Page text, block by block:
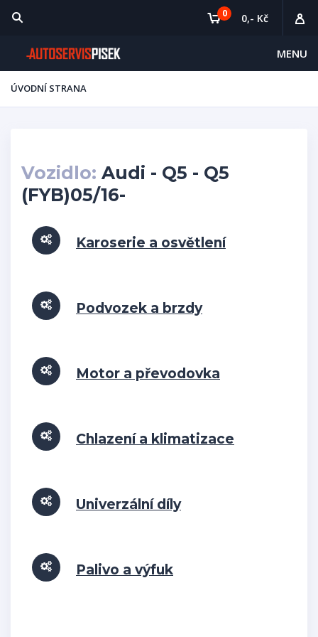
MENU
0 0,- Kč
ÚVODNÍ STRANA
Vozidlo: Audi - Q5 - Q5
(FYB)05/16-
Karoserie a osvětlení
Podvozek a brzdy
Motor a převodovka
Chlazení a klimatizace
Univerzální díly
Palivo a výfuk